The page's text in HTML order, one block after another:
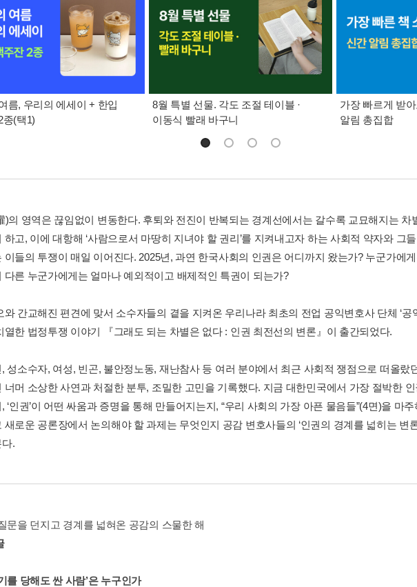
름, 우리의 에세이 + 한입
종(택1)
8월 특별 선물. 각도 조절 테이블 ·
이동식 빨래 바구니
가장 빠르게 받
알림 총집합
)의 영역은 끊임없이 변동한다. 후퇴와 전진이 반복되는 경계선에서는 갈수록 교묘해지는 차
하고, 이에 대항해 ‘사람으로서 마땅히 지녀야 할 권리’를 지켜내고자 하는 사회적 약자와 그
이들의 투쟁이 매일 이어진다. 2025년, 과연 한국사회의 인권은 어디까지 왔는가? 누군가에
다른 누군가에게는 얼마나 예외적이고 배제적인 특권이 되는가?
와 간교해진 편견에 맞서 소수자들의 곁을 지켜온 우리나라 최초의 전업 공익변호사 단체 ‘공
열한 법정투쟁 이야기 『그래도 되는 차별은 없다 : 인권 최전선의 변론』이 출간되었다.
성소수자, 여성, 빈곤, 불안정노동, 재난참사 등 여러 분야에서 최근 사회적 쟁점으로 떠올랐
너머 소상한 사연과 처절한 분투, 조밀한 고민을 기록했다. 지금 대한민국에서 가장 절박한
‘인권’이 어떤 싸움과 증명을 통해 만들어지는지, “우리 사회의 가장 아픈 물음들”(4면)을 마
새로운 공론장에서 논의해야 할 과제는 무엇인지 공감 변호사들의 ‘인권의 경계를 넓히는 변
.
문을 던지고 경계를 넓혀온 공감의 스물한 해
를 당해도 싼 사람’은 누구인가